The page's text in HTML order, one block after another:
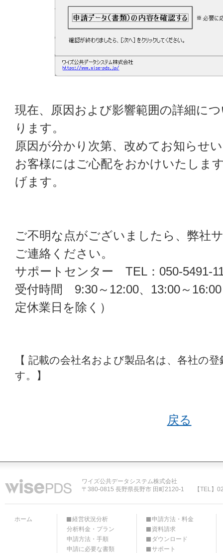
現在、原因および影響範囲の詳細に
ります。
原因が分かり次第、改めてお知らせ
お客様にはご心配をおかけいたしま
げます。
ご不明な点がございましたら、弊社
ご連絡ください。
サポートセンター TEL：050-5491-
受付時間 9:30～12:00、13:00～
定休業日を除く）
【 記載の会社名および製品名は、各社の
す。】
戻る
ワイズ公共データシステム株式会社
〒380-0815 長野県長野市 田町2120-1
【TEL】
ホーム
経営状況分析
分析料金・プラン
申請方法・手順
申請に必要な書類
申請方法・料金
資料請求
ダウンロード
サポート